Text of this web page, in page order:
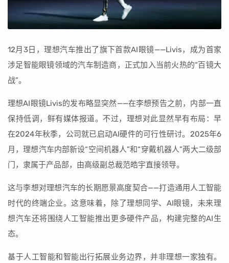
12月3日，理想汽车推出了旗下首款AI眼镜——Livis，成为首家
涉足智能眼镜领域的汽车制造商，正式加入当前火热的“百镜大
战”。
理想AI眼镜Livis的发布略显突然——在李想预告之前，内部一直
保持低调，鲜有媒体报道。不过，理想对此显然早有布局：早
在2024年秋季，公司就已启动AI硬件的可行性研讨。2025年6
月，理想汽车内部新设“空间机器人”和“穿戴机器人”两大二级部
门，隶属于产品部，由高级副总裁范皓宇直接领导。
这与李想对理想汽车的长期愿景高度契合——打造通用人工智能
时代的终端企业。这意味着，除了理想同学、AI眼镜，未来理
想汽车还将围绕人工智能推出更多硬件产品，构建完整的AI生
态。
基于人工智能和智能出行拓展业务边界，并非理想一家独有。